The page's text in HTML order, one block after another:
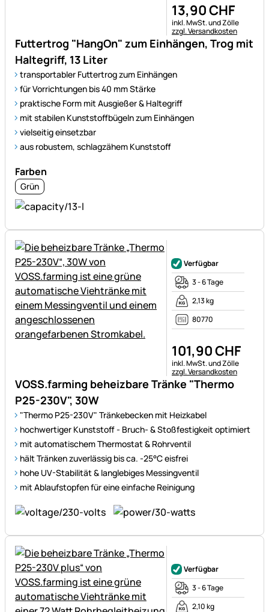
Futtertrog "HangOn" zum Einhängen, Trog mit
Haltegriff, 13 Liter
transportabler Futtertrog zum Einhängen
für Vorrichtungen bis 40 mm Stärke
praktische Form mit Ausgießer & Haltegriff
mit stabilen Kunststoffbügeln zum Einhängen
vielseitig einsetzbar
aus robustem, schlagzähem Kunststoff
Farben
Grün
13,90CHF
Steuerhinweis:
inkl. MwSt. und Zölle
zzgl. Versandkosten
VOSS.farming beheizbare Tränke "Thermo
P25-230V", 30W
"Thermo P25-230V" Tränkebecken mit Heizkabel
hochwertiger Kunststoff - Bruch- & Stoßfestigkeit optimiert
mit automatischem Thermostat & Rohrventil
hält Tränken zuverlässig bis ca. -25°C eisfrei
hohe UV-Stabilität & langlebiges Messingventil
mit Ablaufstopfen für eine einfache Reinigung
Verfügbar
3 - 6 Tage
2,13 kg
80770
101,90CHF
Steuerhinweis:
inkl. MwSt. und Zölle
zzgl. Versandkosten
Verfügbar
3 - 6 Tage
2,10 kg